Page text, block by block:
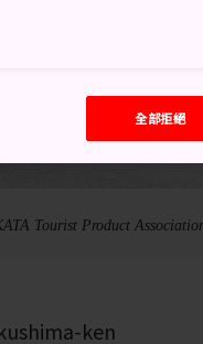
Tourist Product
ken
全部拒絕